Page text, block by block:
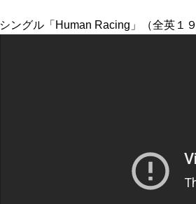
シングル「Human Racing」（全英１